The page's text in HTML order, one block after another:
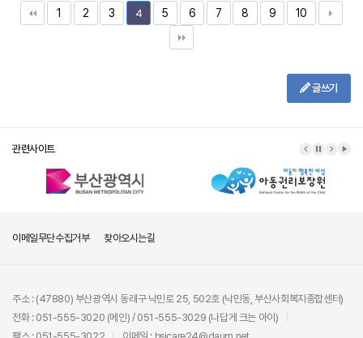
1 2 3 4 5 6 7 8 9 10
글쓰기
관련사이트
이메일무단수집거부 찾아오시는길
주소 : (47880) 부산광역시 동래구 낙민로 25, 502호 (낙민동, 부산사회복지종합센터)
전화 : 051-555-3020 (메인) / 051-555-3029 (나답게 크는 아이)